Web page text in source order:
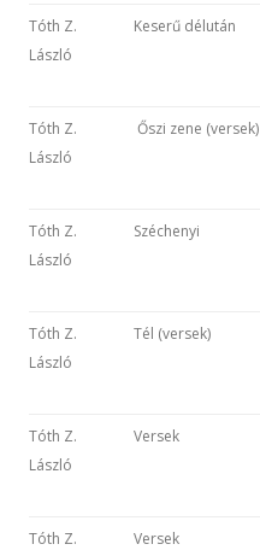
Tóth Z.
László
Keserű délután
Tóth Z.
László
Őszi zene (versek)
Tóth Z.
László
Széchenyi
Tóth Z.
László
Tél (versek)
Tóth Z.
László
Versek
Tóth Z.
Versek